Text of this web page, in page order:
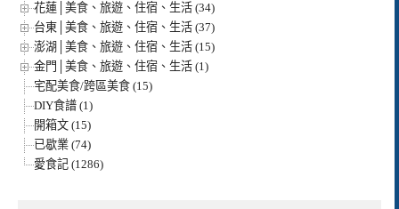
花蓮│美食、旅遊、住宿、生活 (34)
台東│美食、旅遊、住宿、生活 (37)
澎湖│美食、旅遊、住宿、生活 (15)
金門│美食、旅遊、住宿、生活 (1)
宅配美食/跨區美食 (15)
DIY食譜 (1)
開箱文 (15)
已歇業 (74)
愛食記 (1286)